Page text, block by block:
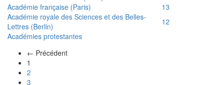
Académie française (Paris)
13
Académie royale des Sciences et des Belles-
Lettres (Berlin)
12
Académies protestantes
← Précédent
1
2
3